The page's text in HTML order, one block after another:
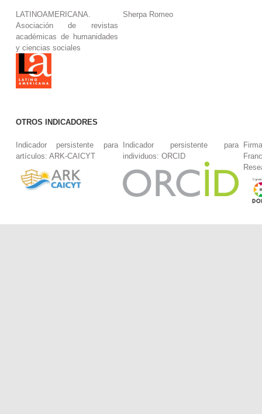
LATINOAMERICANA.
Asociación de revistas
académicas de humanidades
y ciencias sociales
Sherpa Romeo
OTROS INDICADORES
Indicador persistente para
artículos: ARK-CAICYT
Indicador persistente para
individuos: ORCID